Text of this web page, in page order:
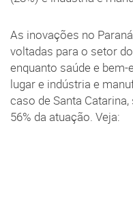
As inovações no
voltadas para o setor
enquanto saúde e
lugar e indústria e
caso de Santa
56% da atuação. Veja: